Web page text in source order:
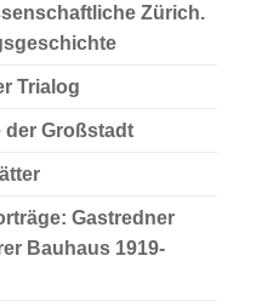
Zürich.
Trialog
der Großstadt
Gastredner
Bauhaus 1919-